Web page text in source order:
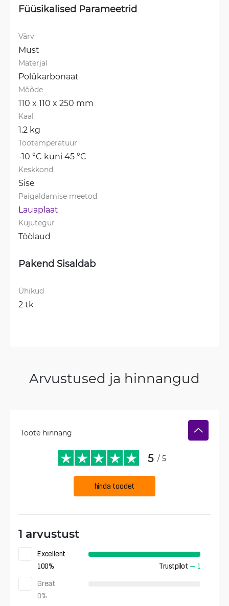
Füüsikalised Parameetrid
Värv
Must
Materjal
Polükarbonaat
Mõõde
110 x 110 x 250 mm
Kaal
1.2 kg
Töötemperatuur
-10 °C kuni 45 °C
Keskkond
Sise
Paigaldamise meetod
Lauaplaat
Kujutegur
Töölaud
Pakend Sisaldab
Ühikud
2 tk
Arvustused ja hinnangud
Toote hinnang
5 / 5
hinda toodet
1 arvustust
Excellent
100% Trustpilot — 1
Great
0%